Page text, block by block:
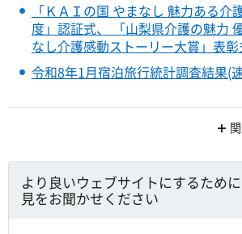
「ＫＡＩの国 やまなし 魅力ある介
度」認証式、 「山梨県介護の魅力
なし介護感動ストーリー大賞」表
令和8年1月宿泊旅行統計調査結果(
より良いウェブサイトにするため
見をお聞かせください